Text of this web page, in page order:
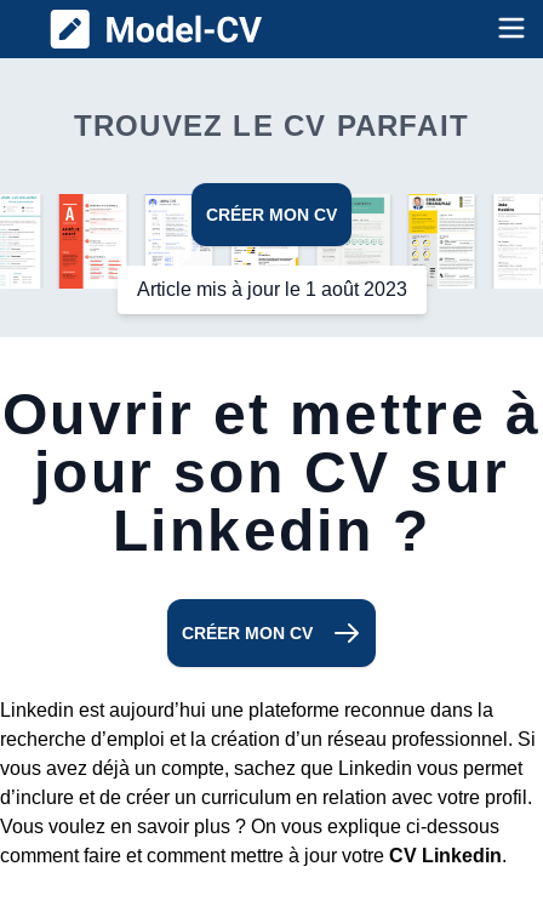
Model CV
TROUVEZ LE CV PARFAIT
CRÉER MON CV
Article mis à jour le 1 août 2023
Ouvrir et mettre à
jour son CV sur
Linkedin ?
CRÉER MON CV
Linkedin est aujourd’hui une plateforme reconnue dans la
recherche d’emploi et la création d’un réseau professionnel. Si
vous avez déjà un compte, sachez que Linkedin vous permet
d’inclure et de créer un curriculum en relation avec votre profil.
Vous voulez en savoir plus ? On vous explique ci-dessous
comment faire et comment mettre à jour votre CV Linkedin.